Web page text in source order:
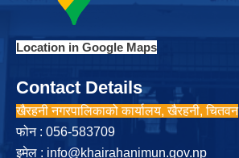
Location in Google Maps
Contact Details
खैरहनी नगरपालिकाको कार्यालय, खैरहनी, चितवन
फोन : 056-583709
इमेल : info@khairahanimun.gov.np